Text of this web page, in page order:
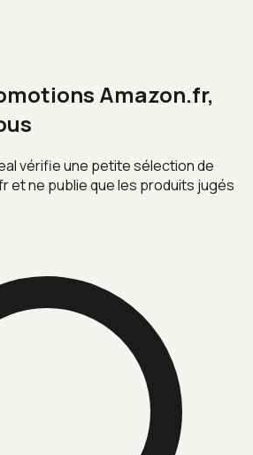
Amazon.fr,
vérifie une petite sélection de
et ne publie que les produits jugés